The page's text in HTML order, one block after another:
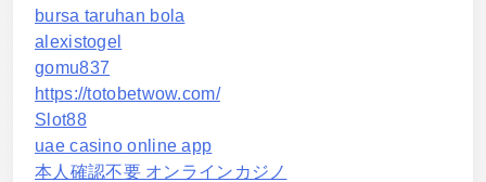
bursa taruhan bola
alexistogel
gomu837
https://totobetwow.com/
Slot88
uae casino online app
本人確認不要 オンラインカジノ